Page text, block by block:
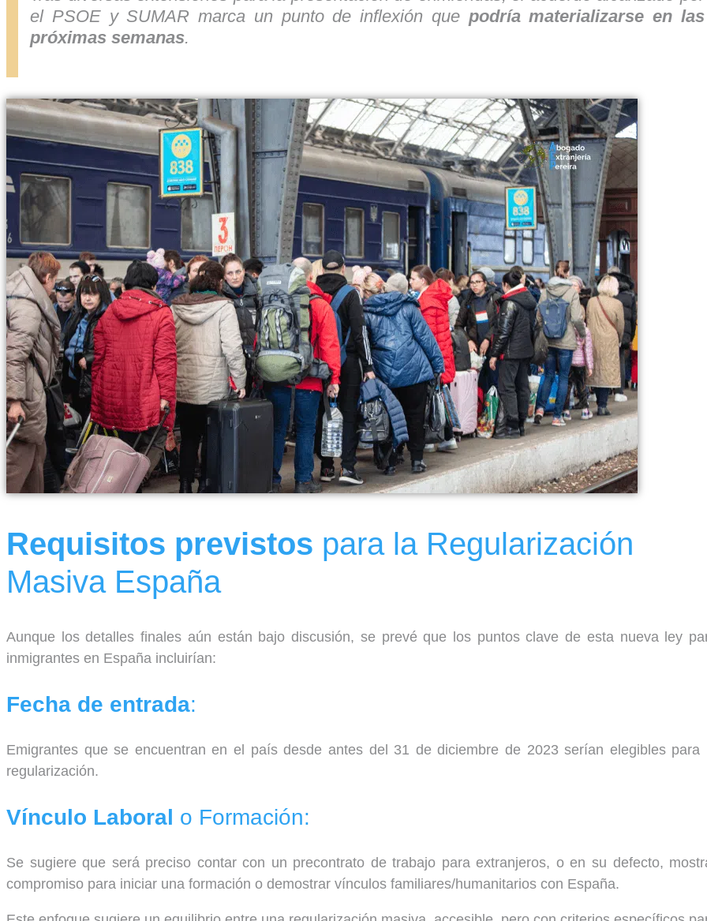
el PSOE y SUMAR marca un punto de inflexión que podría materializarse en las
próximas semanas.
Requisitos previstos para la Regularización
Masiva España
Aunque los detalles finales aún están bajo discusión, se prevé que los puntos clave de esta nueva ley
inmigrantes en España incluirían:
Fecha de entrada:
Emigrantes que se encuentran en el país desde antes del 31 de diciembre de 2023 serían elegibles para
regularización.
Vínculo Laboral o Formación:
Se sugiere que será preciso contar con un precontrato de trabajo para extranjeros, o en su defecto,
compromiso para iniciar una formación o demostrar vínculos familiares/humanitarios con España.